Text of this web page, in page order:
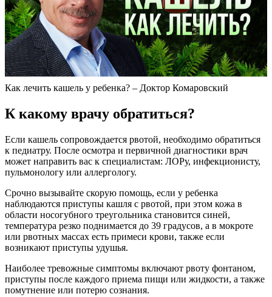
Как лечить кашель у ребенка? – Доктор Комаровский
К какому врачу обратиться?
Если кашель сопровождается рвотой, необходимо обратиться
к педиатру. После осмотра и первичной диагностики врач
может направить вас к специалистам: ЛОРу, инфекционисту,
пульмонологу или аллергологу.
Срочно вызывайте скорую помощь, если у ребенка
наблюдаются приступы кашля с рвотой, при этом кожа в
области носогубного треугольника становится синей,
температура резко поднимается до 39 градусов, а в мокроте
или рвотных массах есть примеси крови, также если
возникают приступы удушья.
Наиболее тревожные симптомы включают рвоту фонтаном,
приступы после каждого приема пищи или жидкости, а также
помутнение или потерю сознания.